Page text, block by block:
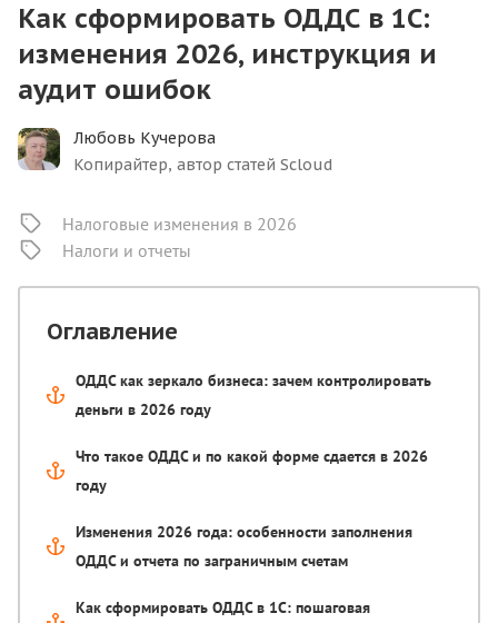
Как сформировать ОДДС в 1С:
изменения 2026, инструкция и
аудит ошибок
Любовь Кучерова
Копирайтер, автор статей Scloud
Налоговые изменения в 2026
Налоги и отчеты
Оглавление
ОДДС как зеркало бизнеса: зачем контролировать
деньги в 2026 году
Что такое ОДДС и по какой форме сдается в 2026
году
Изменения 2026 года: особенности заполнения
ОДДС и отчета по заграничным счетам
Как сформировать ОДДС в 1С: пошаговая